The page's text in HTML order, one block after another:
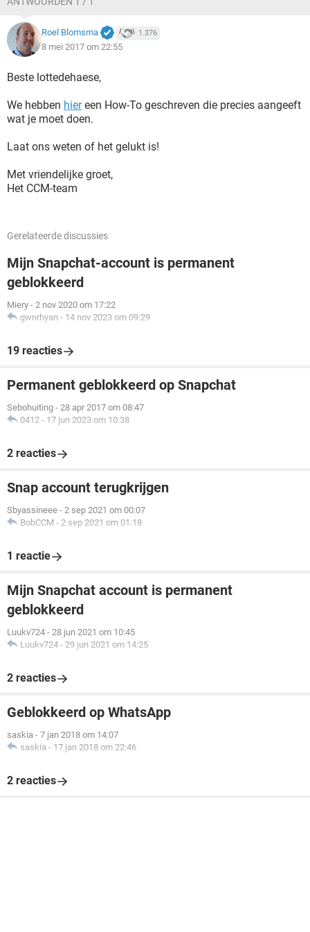
Roel Blomsma 1.376
8 mei 2017 om 22:55
Beste lottedehaese,
We hebben hiereen How-To geschreven die precies aangeeft
wat je moet doen.
Laat ons weten of het gelukt is!
Met vriendelijke groet,
Het CCM-team
Gerelateerde discussies
Mijn Snapchat-account is permanent
geblokkeerd
Miery - 2 nov 2020 om 17:22
gwnrhyan - 14 nov 2023 om 09:29
19 reacties
Permanent geblokkeerd op Snapchat
Sebohuiting - 28 apr 2017 om 08:47
0412 - 17 jun 2023 om 10:38
2 reacties
Snap account terugkrijgen
Sbyassineee - 2 sep 2021 om 00:07
BobCCM - 2 sep 2021 om 01:18
1 reactie
Mijn Snapchat account is permanent
geblokkeerd
Luukv724 - 28 jun 2021 om 10:45
Luukv724 - 29 jun 2021 om 14:25
2 reacties
Geblokkeerd op WhatsApp
saskia - 7 jan 2018 om 14:07
saskia - 17 jan 2018 om 22:46
2 reacties